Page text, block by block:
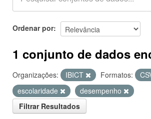
Ordenar por
1 conjunto de dados
Organizações: IBICT Formatos:
escolaridade
desempenho
Filtrar Resultados